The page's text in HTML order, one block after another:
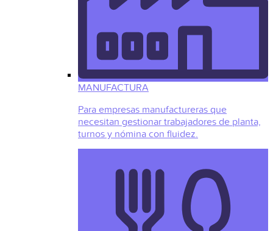
MANUFACTURA
Para empresas manufactureras que
necesitan gestionar trabajadores de planta,
turnos y nómina con fluidez.